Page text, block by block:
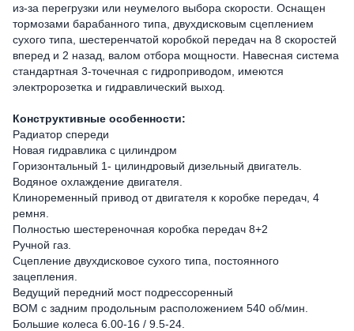
из-за перегрузки или неумелого выбора скорости. Оснащен
тормозами барабанного типа, двухдисковым сцеплением
сухого типа, шестеренчатой коробкой передач на 8 скоростей
вперед и 2 назад, валом отбора мощности. Навесная система
стандартная 3-точечная с гидроприводом, имеются
электророзетка и гидравлический выход.
Конструктивные особенности:
Радиатор спереди
Новая гидравлика с цилиндром
Горизонтальный 1- цилиндровый дизельный двигатель.
Водяное охлаждение двигателя.
Клиноременный привод от двигателя к коробке передач, 4
ремня.
Полностью шестереночная коробка передач 8+2
Ручной газ.
Сцепление двухдисковое сухого типа, постоянного
зацепления.
Ведущий передний мост подрессоренный
ВОМ с задним продольным расположением 540 об/мин.
Большие колеса 6.00-16 / 9.5-24.